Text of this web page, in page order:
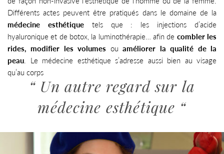
n
“ Un autre regard sur la
médecine esthétique “
Différents actes peuvent être pratiqués dans le domaine de la
médecine esthétiquetels que : les injections d’acide
hyaluronique et de botox , la luminothérapie … afin de combler les
rides, modifier les volumes ouaméliorer la qualité de la
peau . Le médecine esthétique s’adresse aussi bien au visage
qu’au corps